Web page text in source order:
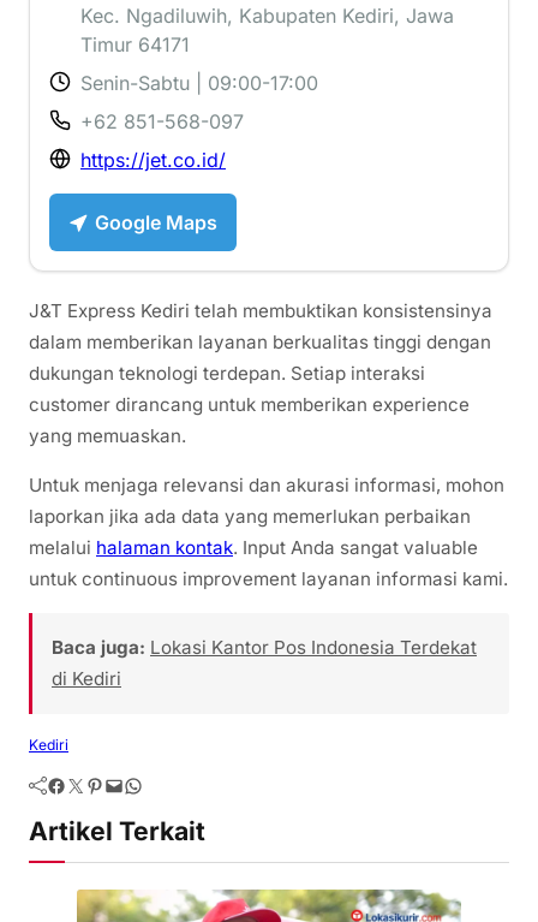
Kec. Ngadiluwih, Kabupaten Kediri, Jawa
Timur 64171
Senin-Sabtu | 09:00-17:00
+62 851-568-097
https://jet.co.id/
Google Maps
J&T Express Kediri telah membuktikan konsistensinya
dalam memberikan layanan berkualitas tinggi dengan
dukungan teknologi terdepan. Setiap interaksi
customer dirancang untuk memberikan experience
yang memuaskan.
Untuk menjaga relevansi dan akurasi informasi, mohon
laporkan jika ada data yang memerlukan perbaikan
melalui halaman kontak. Input Anda sangat valuable
untuk continuous improvement layanan informasi kami.
Baca juga: Lokasi Kantor Pos Indonesia Terdekat
di Kediri
Kediri
Artikel Terkait